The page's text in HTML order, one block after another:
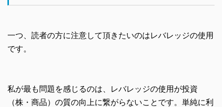
一つ、読者の方に注意して頂きたいのはレバレッジの使用
です。
私が最も問題を感じるのは、レバレッジの使用が投資
（株・商品）の質の向上に繋がらないことです。単純に利